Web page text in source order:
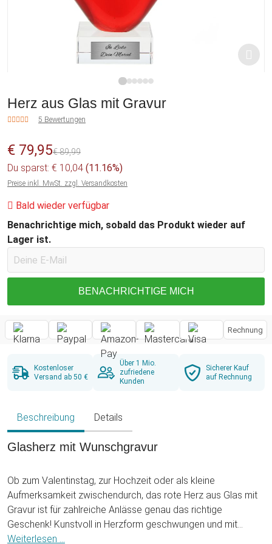
Herz aus Glas mit Gravur
5 Bewertungen
€ 79,95€ 89,99
Du sparst: € 10,04 (11.16%)
Preise inkl. MwSt. zzgl. Versandkosten
Bald wieder verfügbar
Benachrichtige mich, sobald das Produkt wieder auf
Lager ist.
BENACHRICHTIGE MICH
Rechnung
Kostenloser
Versand ab 50 €
Über 1 Mio.
zufriedene
Kunden
Sicherer Kauf
auf Rechnung
Beschreibung Details
Glasherz mit Wunschgravur
Ob zum Valentinstag, zur Hochzeit oder als kleine
Aufmerksamkeit zwischendurch, das rote Herz aus Glas mit
Gravur ist für zahlreiche Anlässe genau das richtige
Geschenk! Kunstvoll in Herzform geschwungen und mit
einem schicken weißen Sockel strahlt es in seiner roten
Weiterlesen ...